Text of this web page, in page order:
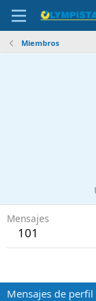
Miembros
Mensajes
101
Mensajes de perfil